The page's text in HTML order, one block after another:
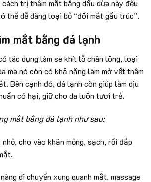
cách trị thâm mắt bằng dầu dừa này đều
thể dễ dàng loại bỏ “đôi mắt gấu trúc”.
mắt bằng đá lạnh
tác dụng làm se khít lỗ chân lông, loại
mà nó còn có khả năng làm mờ vết thâm
Bên cạnh đó, đá lạnh còn giúp làm dịu
có hại, giữ cho da luôn tươi trẻ.
mắt bằng đá lạnh như sau:
cho vào khăn mỏng, sạch, rồi đắp
di chuyển xung quanh mắt, massage